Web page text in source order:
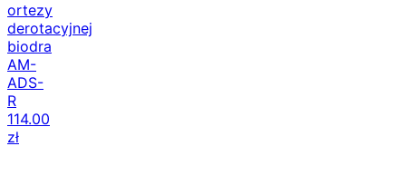
ortezy
derotacyjnej
biodra
AM-
ADS-
R
114.00
zł